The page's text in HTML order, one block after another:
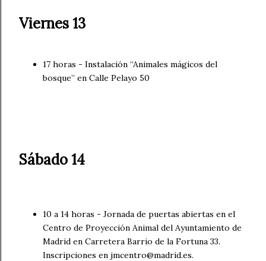
Viernes 13
17 horas - Instalación “Animales mágicos del
bosque” en Calle Pelayo 50
Sábado 14
10 a 14 horas - Jornada de puertas abiertas en el
Centro de Proyección Animal del Ayuntamiento de
Madrid en Carretera Barrio de la Fortuna 33.
Inscripciones en jmcentro@madrid.es.